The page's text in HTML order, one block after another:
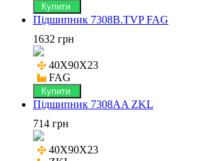
Купити
Підшипник 7308B.TVP FAG
1632 грн
40X90X23
FAG
Купити
Підшипник 7308AA ZKL
714 грн
40X90X23